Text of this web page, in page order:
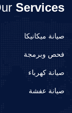
Services
صيانة ميكانيكا
فحص وبرمجة
صيانة كهرباء
صيانة عفشة